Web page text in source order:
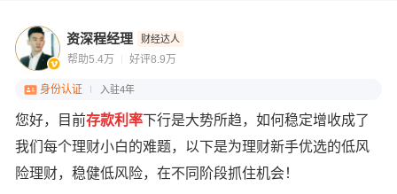
资深程经理 财经达人
帮助5.4万 好评8.9万
身份认证 入驻4年
您好，目前存款利率下行是大势所趋，如何稳定增收成了
我们每个理财小白的难题，以下是为理财新手优选的低风
险理财，稳健低风险，在不同阶段抓住机会！